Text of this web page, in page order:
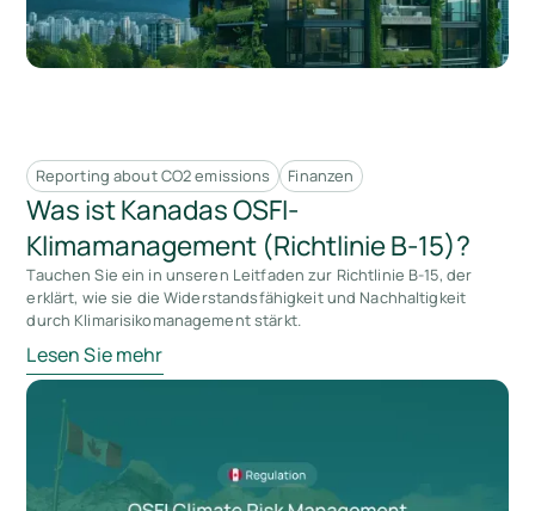
Reporting about CO2 emissions Finanzen
Was ist Kanadas OSFI-
Klimamanagement (Richtlinie B-15)?
Tauchen Sie ein in unseren Leitfaden zur Richtlinie B-15, der
erklärt, wie sie die Widerstandsfähigkeit und Nachhaltigkeit
durch Klimarisikomanagement stärkt.
Lesen Sie mehr